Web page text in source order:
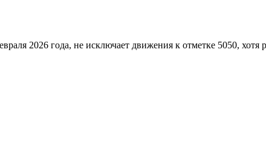
2026 года, не исключает движения к отметке 5050, хотя